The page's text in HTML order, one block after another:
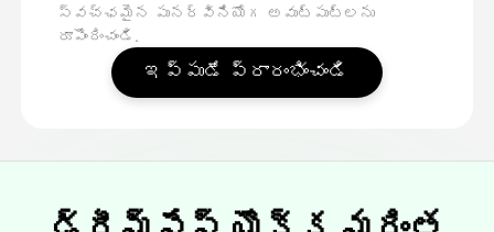
స్వచ్ఛమైన పునర్వినియోగ అవుట్పుట్లను
రూపొందించండి.
ఇప్పుడే ప్రారంభించండి